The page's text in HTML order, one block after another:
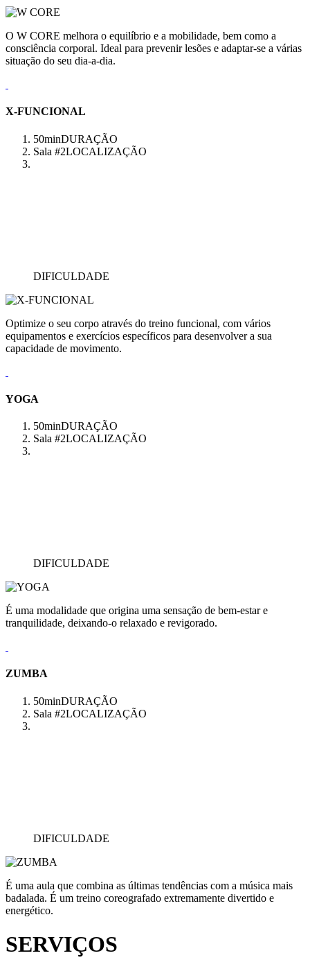
O W CORE melhora o equilíbrio e a mobilidade, bem como a
consciência corporal. Ideal para prevenir lesões e adaptar-se a várias
situação do seu dia-a-dia.
X-FUNCIONAL
50minDURAÇÃO
Sala #2LOCALIZAÇÃO
DIFICULDADE
Optimize o seu corpo através do treino funcional, com vários
equipamentos e exercícios específicos para desenvolver a sua
capacidade de movimento.
YOGA
50minDURAÇÃO
Sala #2LOCALIZAÇÃO
DIFICULDADE
É uma modalidade que origina uma sensação de bem-estar e
tranquilidade, deixando-o relaxado e revigorado.
ZUMBA
50minDURAÇÃO
Sala #2LOCALIZAÇÃO
DIFICULDADE
É uma aula que combina as últimas tendências com a música mais
badalada. É um treino coreografado extremamente divertido e
energético.
SERVIÇOS